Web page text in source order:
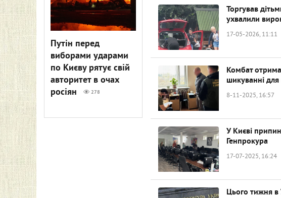
Путін перед
виборами ударами
по Києву рятує свій
авторитет в очах
росіян
278
Торгував
ухвалили
17-05-2026, 11:11
Комбат
шикуванні
8-11-2025, 16:57
У Києві
Генпрокура
17-07-2025, 16:24
Цього тижня в